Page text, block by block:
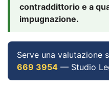
contraddittorio e a
impugnazione.
Serve una valutazione
669 3954 — Studio